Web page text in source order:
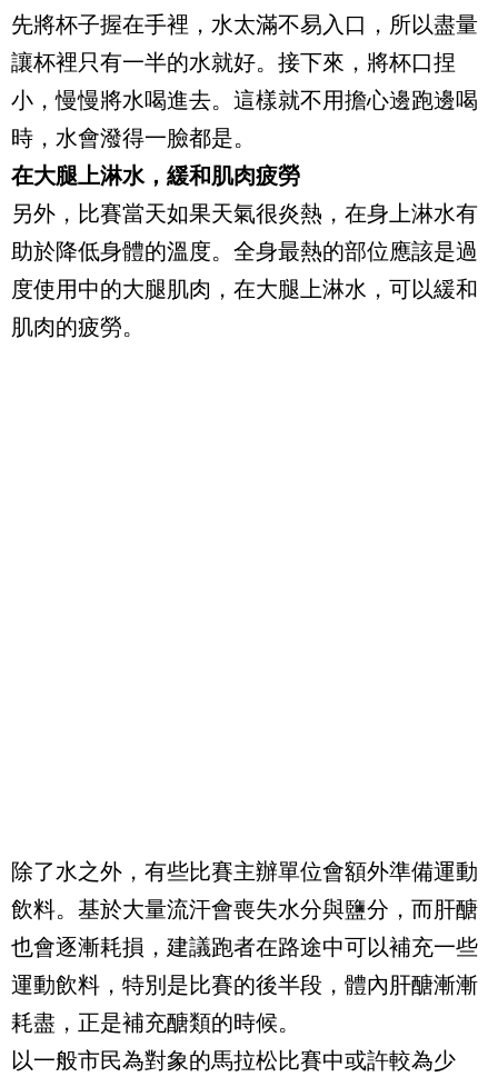
先將杯子握在手裡，水太滿不易入口，所以盡量
讓杯裡只有一半的水就好。接下來，將杯口捏
小，慢慢將水喝進去。這樣就不用擔心邊跑邊喝
時，水會潑得一臉都是。
在大腿上淋水，緩和肌肉疲勞
另外，比賽當天如果天氣很炎熱，在身上淋水有
助於降低身體的溫度。全身最熱的部位應該是過
度使用中的大腿肌肉，在大腿上淋水，可以緩和
肌肉的疲勞。
除了水之外，有些比賽主辦單位會額外準備運動
飲料。基於大量流汗會喪失水分與鹽分，而肝醣
也會逐漸耗損，建議跑者在路途中可以補充一些
運動飲料，特別是比賽的後半段， 體內肝醣漸漸
耗盡，正是補充醣類的時候。
以一般市民為對象的馬拉松比賽中或許較為少